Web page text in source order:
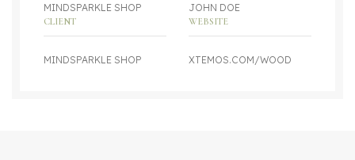
MINDSPARKLE SHOP JOHN DOE
CLIENT
MINDSPARKLE SHOP
WEBSITE
XTEMOS.COM/WOOD